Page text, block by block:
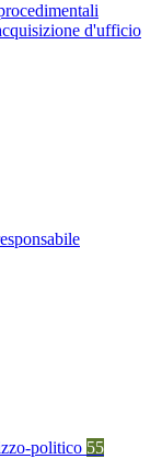
d'ufficio
politico 55